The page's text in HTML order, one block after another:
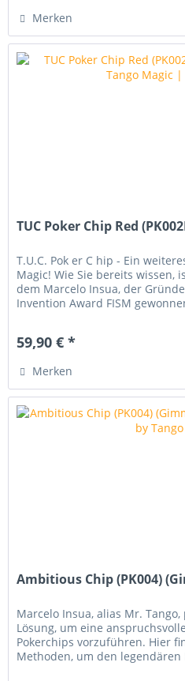
Merken
TUC Poker Chip Red
T.U.C. Pok er C hip - Ein
Magic! Wie Sie bereits wissen,
dem Marcelo Insua, der
Invention Award FISM
59,90 € *
Merken
Ambitious Chip (PK004)
Marcelo Insua, alias Mr.
Lösung, um eine
Pokerchips vorzuführen. Hier
Methoden, um den